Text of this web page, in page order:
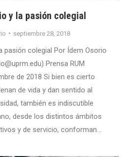
y la pasión colegial
septiembre 28, 2018
pasión colegial Por Ídem Osorio
Prensa RUM
de 2018 Si bien es cierto
de vida y dan sentido al
también es indiscutible
desde los distintos ámbitos
y de servicio, conforman…